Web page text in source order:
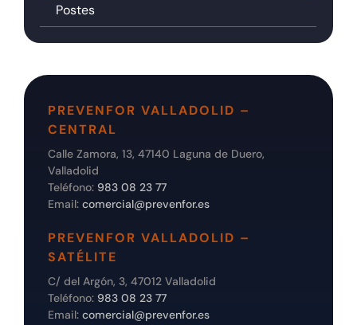
Postes
PREVENFOR VALLADOLID –
CENTRAL
Calle Zamora, 13, 47140 Laguna de Duero,
Valladolid
Teléfono: 983 08 23 77
Email: comercial@prevenfor.es
PREVENFOR VALLADOLID –
SATÉLITE
C/ del Argón, 3, 47012 Valladolid
Teléfono: 983 08 23 77
Email: comercial@prevenfor.es